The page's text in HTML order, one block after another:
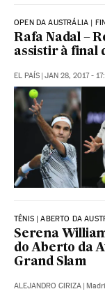
OPEN DA AUSTRÁLIA |
Rafa Nadal –
assistir à final
EL PAÍS JAN 28, 2017 -
TÊNIS | ABERTO DA
Serena
do Aberto da
Grand Slam
ALEJANDRO CIRIZA | Madri